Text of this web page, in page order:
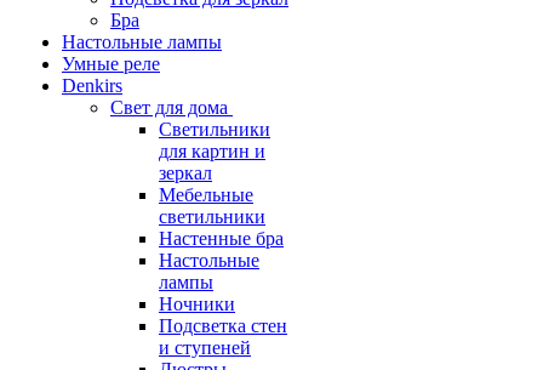
Бра
Настольные лампы
Умные реле
Denkirs
Свет для дома
Светильники
для картин и
зеркал
Мебельные
светильники
Настенные бра
Настольные
лампы
Ночники
Подсветка стен
и ступеней